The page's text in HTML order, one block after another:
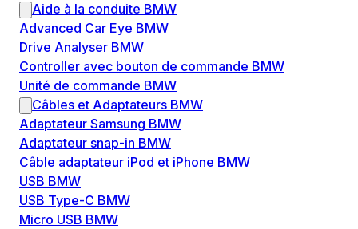
Aide à la conduite BMW
Advanced Car Eye BMW
Drive Analyser BMW
Controller avec bouton de commande BMW
Unité de commande BMW
Câbles et Adaptateurs BMW
Adaptateur Samsung BMW
Adaptateur snap-in BMW
Câble adaptateur iPod et iPhone BMW
USB BMW
USB Type-C BMW
Micro USB BMW